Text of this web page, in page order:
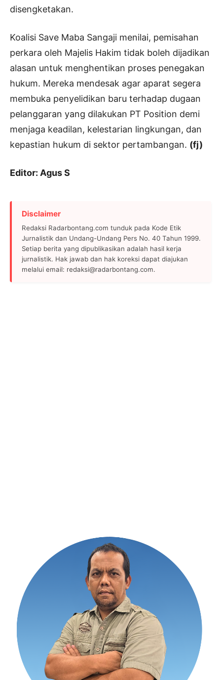
disengketakan.
Koalisi Save Maba Sangaji menilai, pemisahan
perkara oleh Majelis Hakim tidak boleh dijadikan
alasan untuk menghentikan proses penegakan
hukum. Mereka mendesak agar aparat segera
membuka penyelidikan baru terhadap dugaan
pelanggaran yang dilakukan PT Position demi
menjaga keadilan, kelestarian lingkungan, dan
kepastian hukum di sektor pertambangan. (fj)
Editor: Agus S
Disclaimer
Redaksi Radarbontang.com tunduk pada Kode Etik
Jurnalistik dan Undang-Undang Pers No. 40 Tahun 1999.
Setiap berita yang dipublikasikan adalah hasil kerja
jurnalistik. Hak jawab dan hak koreksi dapat diajukan
melalui email: redaksi@radarbontang.com.